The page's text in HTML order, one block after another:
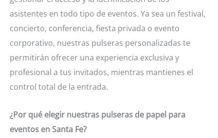
asistentes en todo tipo de eventos. Ya sea un festival,
concierto, conferencia, fiesta privada o evento
corporativo, nuestras pulseras personalizadas te
permitirán ofrecer una experiencia exclusiva y
profesional a tus invitados, mientras mantienes el
control total de la entrada.
¿Por qué elegir nuestras pulseras de papel para
eventos en Santa Fe?